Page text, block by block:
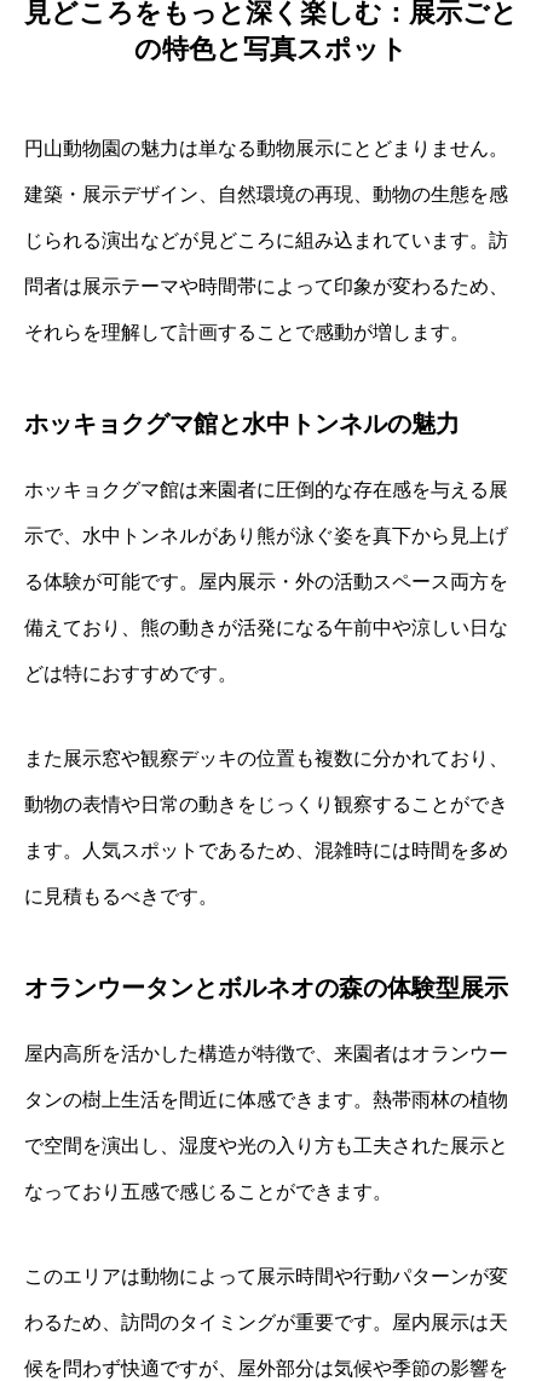
見どころをもっと深く楽しむ：展示ごと
の特色と写真スポット
円山動物園の魅力は単なる動物展示にとどまりません。
建築・展示デザイン、自然環境の再現、動物の生態を感
じられる演出などが見どころに組み込まれています。訪
問者は展示テーマや時間帯によって印象が変わるため、
それらを理解して計画することで感動が増します。
ホッキョクグマ館と水中トンネルの魅力
ホッキョクグマ館は来園者に圧倒的な存在感を与える展
示で、水中トンネルがあり熊が泳ぐ姿を真下から見上げ
る体験が可能です。屋内展示・外の活動スペース両方を
備えており、熊の動きが活発になる午前中や涼しい日な
どは特におすすめです。
また展示窓や観察デッキの位置も複数に分かれており、
動物の表情や日常の動きをじっくり観察することができ
ます。人気スポットであるため、混雑時には時間を多め
に見積もるべきです。
オランウータンとボルネオの森の体験型展示
屋内高所を活かした構造が特徴で、来園者はオランウー
タンの樹上生活を間近に体感できます。熱帯雨林の植物
で空間を演出し、湿度や光の入り方も工夫された展示と
なっており五感で感じることができます。
このエリアは動物によって展示時間や行動パターンが変
わるため、訪問のタイミングが重要です。屋内展示は天
候を問わず快適ですが、屋外部分は気候や季節の影響を